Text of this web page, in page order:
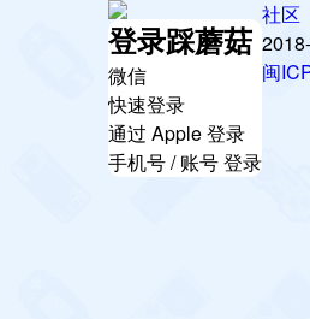
登录踩蘑菇
微信
快速登录
通过 Apple 登录
手机号 / 账号 登录
社区
闽